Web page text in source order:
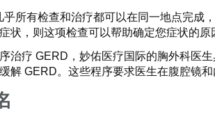
乎所有检查和治疗都可以在同一地点完成
状，则这项检查可以帮助确定您症状的原
治疗 GERD，妙佑医疗国际的胸外科医
解 GERD。这些程序要求医生在腹腔镜